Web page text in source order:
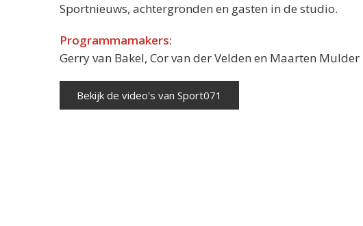
Sportnieuws, achtergronden en gasten in de studio.
Programmamakers:
Gerry van Bakel, Cor van der Velden en Maarten Mulder
Bekijk de video's van Sport071